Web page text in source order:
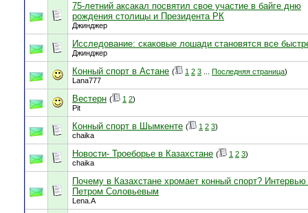
75-летний аксакал посвятил свое участие в байге дню
рождения столицы и Президента РК
Джинджер
Исследование: скаковые лошади становятся все
Джинджер
Конный спорт в Астане ( 1 2 3 Последняя страница)
Lana777
Вестерн ( 1 2)
Pit
Конный спорт в Шымкенте ( 1 2 3)
chaika
Новости- Троеборье в Казахстане ( 1 2 3)
chaika
Почему в Казахстане хромает конный спорт? Интервью
Петром Соловьевым
Lena.A